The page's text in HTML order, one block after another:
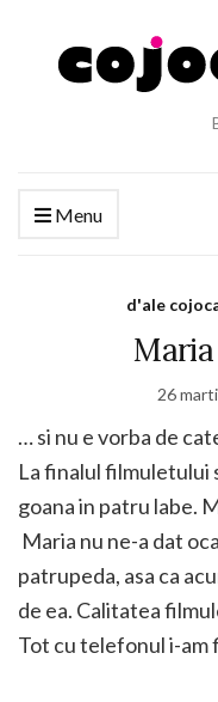
Menu
d'ale
26
… si nu e vorba de
La finalul filmuletului
goana in patru labe.
Maria nu ne-a dat
patrupeda, asa ca
de ea. Calitatea
Tot cu telefonul i-am